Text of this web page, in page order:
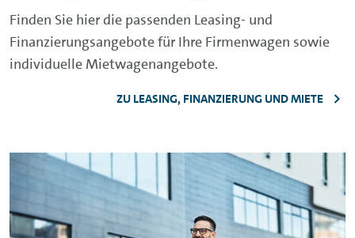
Finden Sie hier die passenden Leasing- und
Finanzierungsangebote für Ihre Firmenwagen sowie
individuelle Mietwagenangebote.
ZU LEASING, FINANZIERUNG UND MIETE